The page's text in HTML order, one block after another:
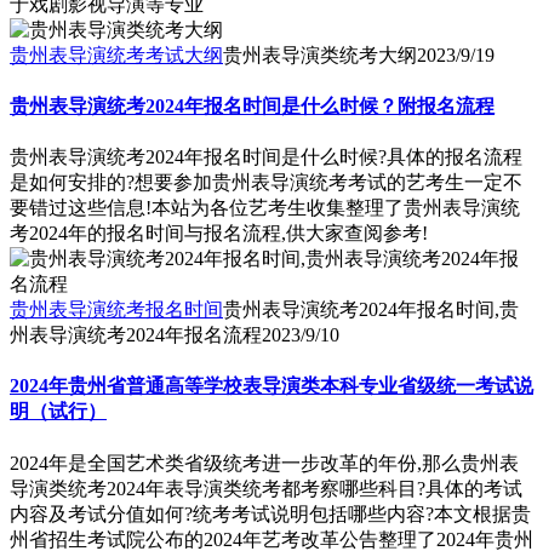
贵州表导演统考考试大纲贵州表导演类统考大纲2023/9/19
贵州表导演统考2024年报名时间是什么时候？附报名流程
贵州表导演统考2024年报名时间是什么时候?具体的报名流程
是如何安排的?想要参加贵州表导演统考考试的艺考生一定不
要错过这些信息!本站为各位艺考生收集整理了贵州表导演统
考2024年的报名时间与报名流程,供大家查阅参考!
贵州表导演统考报名时间贵州表导演统考2024年报名时间,贵
州表导演统考2024年报名流程2023/9/10
2024年贵州省普通高等学校表导演类本科专业省级统一考试说
明（试行）
2024年是全国艺术类省级统考进一步改革的年份,那么贵州表
导演类统考2024年表导演类统考都考察哪些科目?具体的考试
内容及考试分值如何?统考考试说明包括哪些内容?本文根据贵
州省招生考试院公布的2024年艺考改革公告整理了2024年贵州